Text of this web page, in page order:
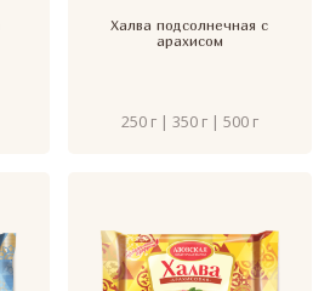
Халва подсолнечная с
арахисом
250 г | 350 г | 500 г